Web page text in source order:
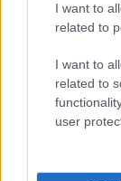
I want to
related to
I want to
related to
user